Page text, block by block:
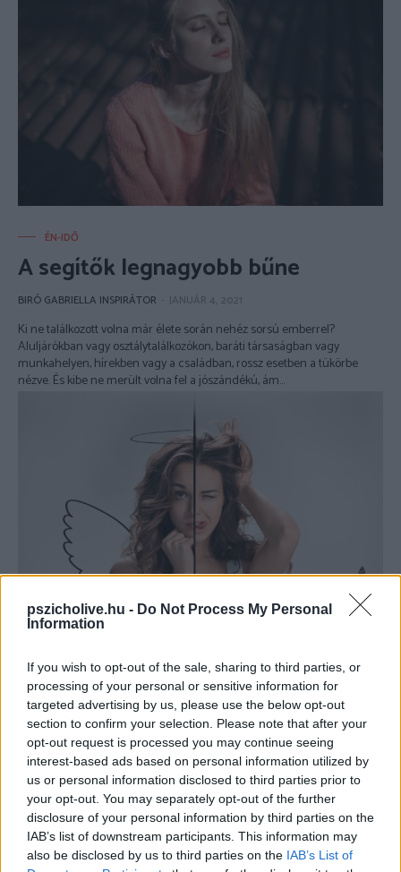
pszicholive.hu - Do Not Process My Personal
Information
If you wish to opt-out of the sale, sharing to third parties, or
processing of your personal or sensitive information for
targeted advertising by us, please use the below opt-out
section to confirm your selection. Please note that after your
opt-out request is processed you may continue seeing
interest-based ads based on personal information utilized by
us or personal information disclosed to third parties prior to
your opt-out. You may separately opt-out of the further
disclosure of your personal information by third parties on the
IAB’s list of downstream participants. This information may
also be disclosed by us to third parties on the IAB’s List of
ÉN-IDŐ
A segítők legnagyobb bűne
BIRÓ GABRIELLA INSPIRÁTOR JANUÁR 4, 2021
Ki ne találkozott volna már élete során nehéz sorsú emberrel?
Aluljárókban vagy osztálytalálkozókon, baráti társaságban vagy
munkahelyen, hírekben vagy a családban, rossz esetben a tükörbe
nézve. És kibe ne merült volna fel a jószándékú, ám...
ÉN-IDŐ
Miért jó „rosszul” viselkedni
BIRÓ GABRIELLA INSPIRÁTOR - JANUÁR 4, 2021
Gyerekkorunkban – megfelelve szüleink és környezetünk elvárásának –
kialakítunk egyfajta viselkedési rutint, azután ezeket jól begyakoroljuk
éveken, rossz esetben akár egy egész életen át. Eddig tiszta. Ám amikor
ezt személyiségnek, karakternek hívjuk és páncélt építünk, identitást,...